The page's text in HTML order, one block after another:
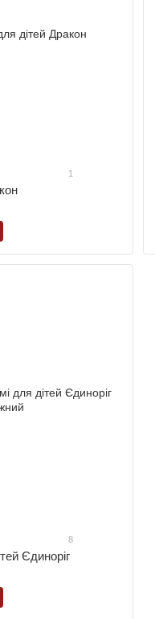
1
8
Єдиноріг